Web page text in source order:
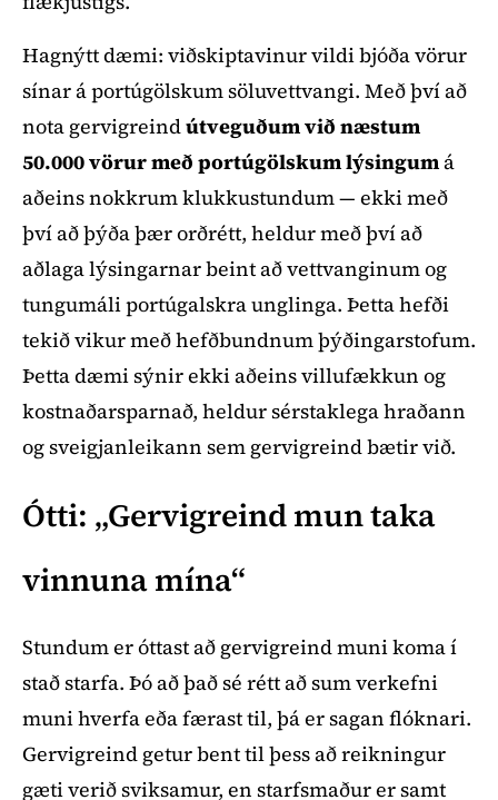
Hagnýtt dæmi: viðskiptavinur vildi bjóða vörur
sínar á portúgölskum söluvettvangi. Með því að
nota gervigreindútveguðum við næstum
50.000 vörur með portúgölskum lýsingumá
aðeins nokkrum klukkustundum — ekki með
því að þýða þær orðrétt, heldur með því að
aðlaga lýsingarnar beint að vettvanginum og
tungumáli portúgalskra unglinga. Þetta hefði
tekið vikur með hefðbundnum þýðingarstofum.
Þetta dæmi sýnir ekki aðeins villufækkun og
kostnaðarsparnað, heldur sérstaklega hraðann
og sveigjanleikann sem gervigreind bætir við.
Ótti: „Gervigreind mun taka
vinnuna mína“
Stundum er óttast að gervigreind muni koma í
stað starfa. Þó að það sé rétt að sum verkefni
muni hverfa eða færast til, þá er sagan flóknari.
Gervigreind getur bent til þess að reikningur
gæti verið sviksamur, en starfsmaður er samt